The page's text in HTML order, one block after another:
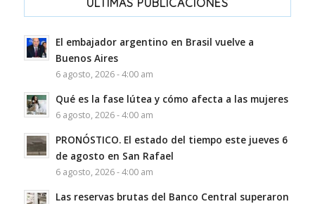
El embajador argentino en Brasil vuelve a
Buenos Aires
6 agosto, 2026 - 4:00 am
Qué es la fase lútea y cómo afecta a las mujeres
6 agosto, 2026 - 4:00 am
PRONÓSTICO. El estado del tiempo este jueves 6
de agosto en San Rafael
6 agosto, 2026 - 4:00 am
Las reservas brutas del Banco Central superaron